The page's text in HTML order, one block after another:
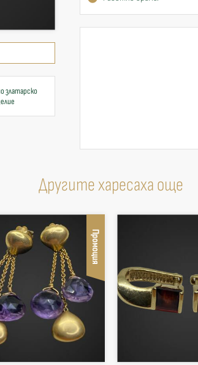
златарско
Другите харесаха още
Промоция